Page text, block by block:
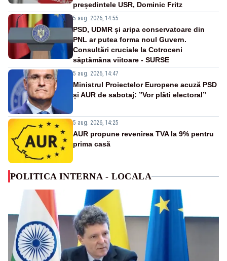
președintele USR, Dominic Fritz
5 aug. 2026, 14:55
PSD, UDMR și aripa conservatoare din
PNL ar putea forma noul Guvern.
Consultări cruciale la Cotroceni
săptămâna viitoare - SURSE
5 aug. 2026, 14:47
Ministrul Proiectelor Europene acuză PSD
și AUR de sabotaj: ”Vor plăti electoral”
5 aug. 2026, 14:25
AUR propune revenirea TVA la 9% pentru
prima casă
POLITICA INTERNA - LOCALA